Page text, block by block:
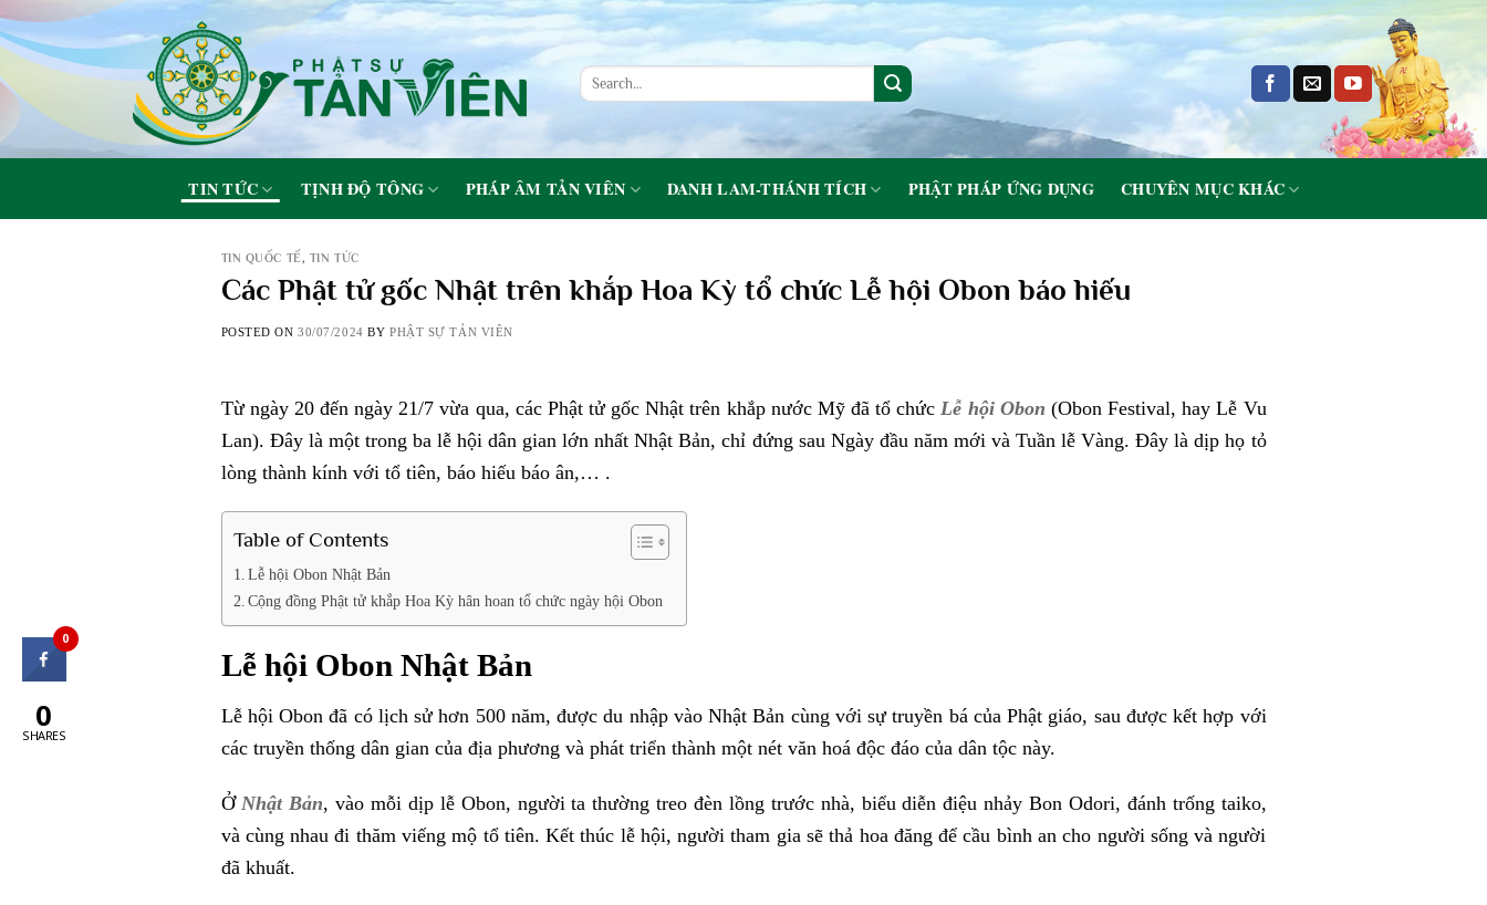
to
content
TIN TỨC TỊNH ĐỘ TÔNG PHÁP ÂM TẢN VIÊN DANH LAM-THÁNH TÍCH PHẬT PHÁP ỨNG DỤNG CHUYÊN MỤC KHÁC
TIN QUỐC TẾ, TIN TỨC
Các Phật tử gốc Nhật trên khắp Hoa Kỳ tổ chức Lễ hội Obon báo hiếu
POSTED ON30/07/2024 BY PHẬT SỰ TẢN VIÊN
Từ ngày 20 đến ngày 21/7 vừa qua, các Phật tử gốc Nhật trên khắp nước Mỹ đã tổ chức Lễ hội Obon (Obon Festival, hay Lễ Vu
Lan). Đây là một trong ba lễ hội dân gian lớn nhất Nhật Bản, chỉ đứng sau Ngày đầu năm mới và Tuần lễ Vàng. Đây là dịp họ tỏ
lòng thành kính với tổ tiên, báo hiếu báo ân,… .
Table of Contents
Lễ hội Obon Nhật Bản
Cộng đồng Phật tử khắp Hoa Kỳ hân hoan tổ chức ngày hội Obon
Lễ hội Obon Nhật Bản
Lễ hội Obon đã có lịch sử hơn 500 năm, được du nhập vào Nhật Bản cùng với sự truyền bá của Phật giáo, sau được kết hợp với
các truyền thống dân gian của địa phương và phát triển thành một nét văn hoá độc đáo của dân tộc này.
ỞNhật Bản, vào mỗi dịp lễ Obon, người ta thường treo đèn lồng trước nhà, biểu diễn điệu nhảy Bon Odori, đánh trống taiko,
và cùng nhau đi thăm viếng mộ tổ tiên. Kết thúc lễ hội, người tham gia sẽ thả hoa đăng để cầu bình an cho người sống và người
đã khuất.
0
0
SHARES